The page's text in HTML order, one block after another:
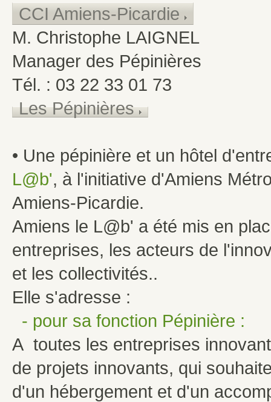
CCI Amiens-Picardie
M. Christophe LAIGNEL
Manager des Pépinières
Tél. : 03 22 33 01 73
Les Pépinières
• Une pépinière et un hôtel
L@b', à l'initiative d'Amiens
Amiens-Picardie.
Amiens le L@b' a été mis en
entreprises, les acteurs de
et les collectivités..
Elle s'adresse :
- pour sa fonction Pépinière :
A toutes les entreprises
de projets innovants, qui
d'un hébergement et d'un